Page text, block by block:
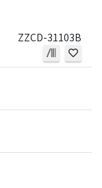
ZZCD-31103B